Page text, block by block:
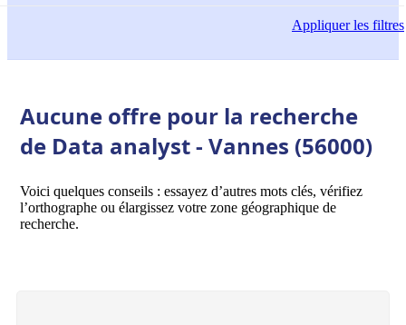
Appliquerles filtres
Aucune offre pour la recherche
de Data analyst - Vannes (56000)
Voici quelques conseils : essayez d’autres mots clés, vérifiez
l’orthographe ou élargissez votre zone géographique de
recherche.